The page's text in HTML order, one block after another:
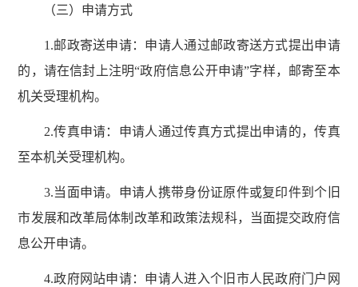
（三）申请方式
1.邮政寄送申请：申请人通过邮政寄送方式提出申请
的，请在信封上注明“政府信息公开申请”字样，邮寄至本
机关受理机构。
2.传真申请：申请人通过传真方式提出申请的，传真
至本机关受理机构。
3.当面申请。申请人携带身份证原件或复印件到个旧
市发展和改革局体制改革和政策法规科，当面提交政府信
息公开申请。
4.政府网站申请：申请人进入个旧市人民政府门户网